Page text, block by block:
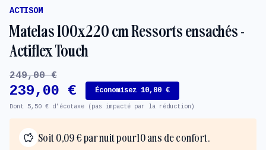
ACTISOM
Matelas 100x220 cm Ressorts ensachés -
Actiflex Touch
249,00 €
239,00 € Économisez 10,00 €
Dont 5,50 € d'écotaxe (pas impacté par la réduction)
Soit 0,09 € par nuit pour 10 ans de confort.